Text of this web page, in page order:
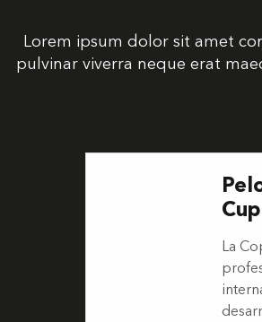
Lorem ipsum dolor sit amet
pulvinar viverra neque erat
La